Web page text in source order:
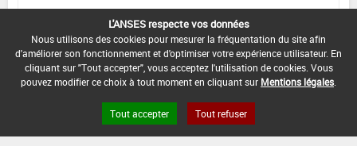
L'ANSES respecte vos données
Nous utilisons des cookies pour mesurer la fréquentation du site afin
d'améliorer son fonctionnement et d'optimiser votre expérience utilisateur. En
cliquant sur "Tout accepter", vous acceptez l'utilisation de cookies. Vous
pouvez modifier ce choix à tout moment en cliquant sur Mentions légales
Tout accepter Tout refuser